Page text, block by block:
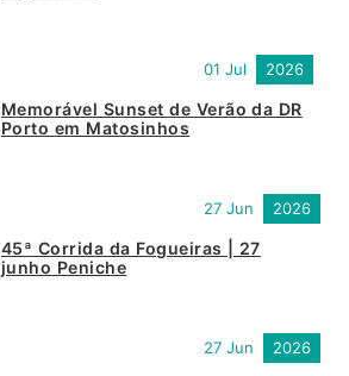
Memorável Sunset de Verão da DR
Porto em Matosinhos
01 Jul 2026
45ª Corrida da Fogueiras | 27
junho Peniche
27 Jun 2026
27 Jun 2026